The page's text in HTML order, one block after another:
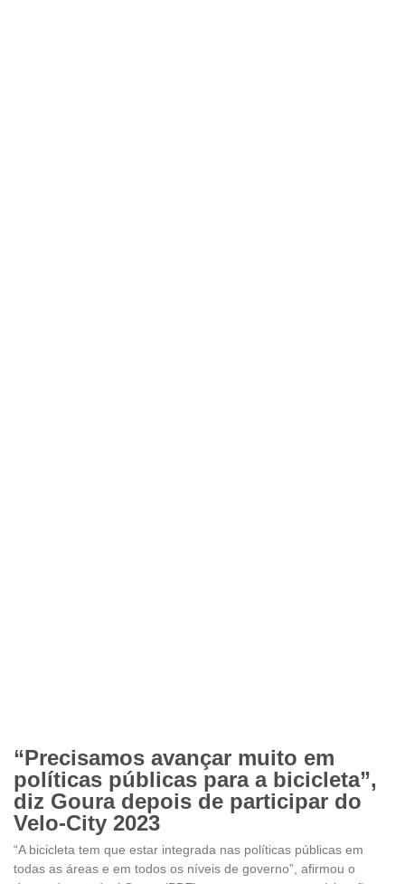
“Precisamos avançar muito em
políticas públicas para a bicicleta”,
diz Goura depois de participar do
Velo-City 2023
“A bicicleta tem que estar integrada nas políticas públicas em
todas as áreas e em todos os níveis de governo”, afirmou o